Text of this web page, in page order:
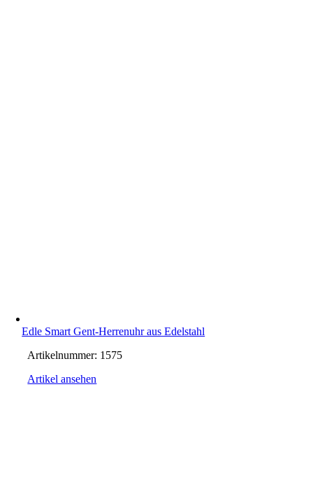
Edle Smart Gent-Herrenuhr aus Edelstahl
Artikelnummer: 1575
Artikel ansehen